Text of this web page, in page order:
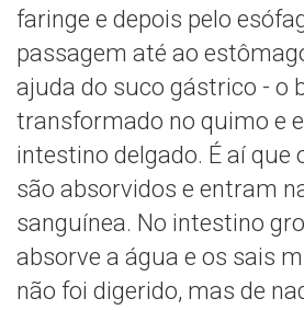
faringe e depois pelo
passagem até ao
ajuda do suco gástrico - o
transformado no quimo e
intestino delgado. É aí que
são absorvidos e entram
sanguínea. No intestino
absorve a água e os sais
não foi digerido, mas de